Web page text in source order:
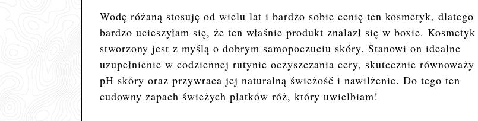
Wodę różaną stosuję od wielu lat i bardzo sobie cenię ten kosmetyk, dlatego
bardzo ucieszyłam się, że ten właśnie produkt znalazł się w boxie. Kosmetyk
stworzony jest z myślą o dobrym samopoczuciu skóry. Stanowi on idealne
uzupełnienie w codziennej rutynie oczyszczania cery, skutecznie równoważy
pH skóry oraz przywraca jej naturalną świeżość i nawilżenie. Do tego ten
cudowny zapach świeżych płatków róż, który uwielbiam!